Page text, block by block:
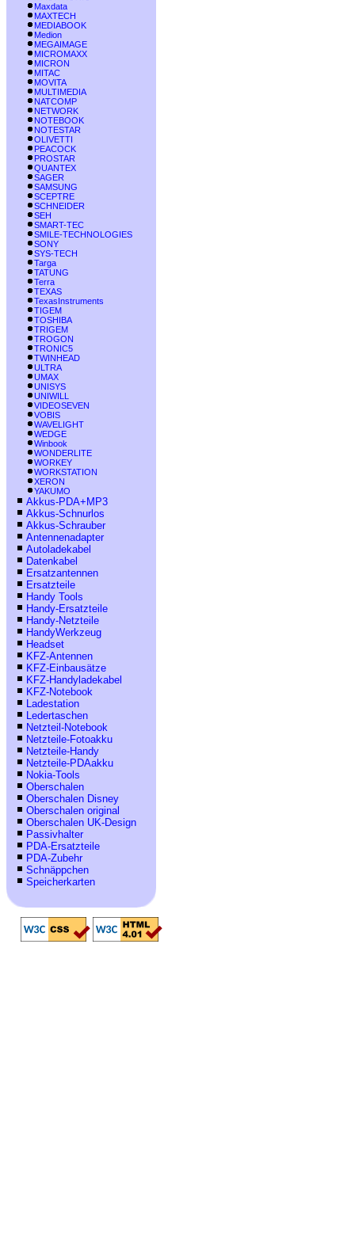
Maxdata
MAXTECH
MEDIABOOK
Medion
MEGAIMAGE
MICROMAXX
MICRON
MITAC
MOVITA
MULTIMEDIA
NATCOMP
NETWORK
NOTEBOOK
NOTESTAR
OLIVETTI
PEACOCK
PROSTAR
QUANTEX
SAGER
SAMSUNG
SCEPTRE
SCHNEIDER
SEH
SMART-TEC
SMILE-TECHNOLOGIES
SONY
SYS-TECH
Targa
TATUNG
Terra
TEXAS
TexasInstruments
TIGEM
TOSHIBA
TRIGEM
TROGON
TRONIC5
TWINHEAD
ULTRA
UMAX
UNISYS
UNIWILL
VIDEOSEVEN
VOBIS
WAVELIGHT
WEDGE
Winbook
WONDERLITE
WORKEY
WORKSTATION
XERON
YAKUMO
Akkus-PDA+MP3
Akkus-Schnurlos
Akkus-Schrauber
Antennenadapter
Autoladekabel
Datenkabel
Ersatzantennen
Ersatzteile
Handy Tools
Handy-Ersatzteile
Handy-Netzteile
HandyWerkzeug
Headset
KFZ-Antennen
KFZ-Einbausätze
KFZ-Handyladekabel
KFZ-Notebook
Ladestation
Ledertaschen
Netzteil-Notebook
Netzteile-Fotoakku
Netzteile-Handy
Netzteile-PDAakku
Nokia-Tools
Oberschalen
Oberschalen Disney
Oberschalen original
Oberschalen UK-Design
Passivhalter
PDA-Ersatzteile
PDA-Zubehr
Schnäppchen
Speicherkarten